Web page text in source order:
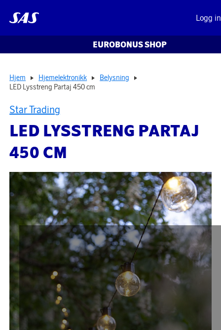
Logg in
EUROBONUS SHOP
Hjem Hjemelektronikk
Belysning
LED Lysstreng Partaj 450 cm
Star Trading
LED LYSSTRENG PARTAJ
450 CM